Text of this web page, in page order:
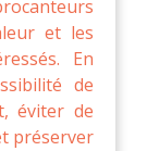
et les
En
de
éviter de
préserver